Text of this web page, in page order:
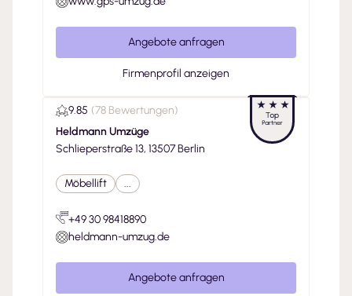
Angebote anfragen
Firmenprofil anzeigen
9.85 (78 Bewertungen)
Heldmann Umzüge
Schlieperstraße 13, 13507 Berlin
Möbellift ...
+49 30 98418890
heldmann-umzug.de
Angebote anfragen